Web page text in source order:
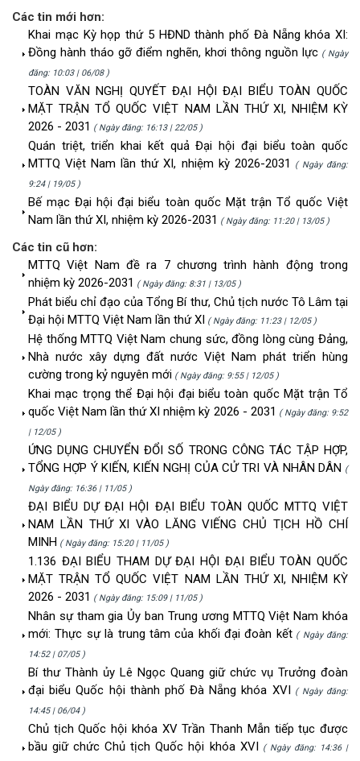
Các tin mới hơn:
Khai mạc Kỳ họp thứ 5 HĐND thành phố Đà Nẵng khóa XI:
Đồng hành tháo gỡ điểm nghẽn, khơi thông nguồn lực ( Ngày
đăng: 10:03 | 06/08 )
TOÀN VĂN NGHỊ QUYẾT ĐẠI HỘI ĐẠI BIỂU TOÀN QUỐC
MẶT TRẬN TỔ QUỐC VIỆT NAM LẦN THỨ XI, NHIỆM KỲ
2026 - 2031 ( Ngày đăng: 16:13 | 22/05 )
Quán triệt, triển khai kết quả Đại hội đại biểu toàn quốc
MTTQ Việt Nam lần thứ XI, nhiệm kỳ 2026-2031
( Ngày đăng:
9:24 | 19/05 )
Bế mạc Đại hội đại biểu toàn quốc Mặt trận Tổ quốc Việt
Nam lần thứ XI, nhiệm kỳ 2026-2031 ( Ngày đăng: 11:20 | 13/05 )
Các tin cũ hơn:
MTTQ Việt Nam đề ra 7 chương trình hành động trong
nhiệm kỳ 2026-2031 ( Ngày đăng: 8:31 | 13/05 )
Phát biểu chỉ đạo của Tổng Bí thư, Chủ tịch nước Tô Lâm tại
Đại hội MTTQ Việt Nam lần thứ XI ( Ngày đăng: 11:23 | 12/05 )
Hệ thống MTTQ Việt Nam chung sức, đồng lòng cùng Đảng,
Nhà nước xây dựng đất nước Việt Nam phát triển hùng
cường trong kỷ nguyên mới ( Ngày đăng: 9:55 | 12/05 )
Khai mạc trọng thể Đại hội đại biểu toàn quốc Mặt trận Tổ
quốc Việt Nam lần thứ XI nhiệm kỳ 2026 - 2031 ( Ngày đăng: 9:52
| 12/05 )
ỨNG DỤNG CHUYỂN ĐỔI SỐ TRONG CÔNG TÁC TẬP HỢP,
TỔNG HỢP Ý KIẾN, KIẾN NGHỊ CỦA CỬ TRI VÀ NHÂN DÂN (
Ngày đăng: 16:36 | 11/05 )
ĐẠI BIỂU DỰ ĐẠI HỘI ĐẠI BIỂU TOÀN QUỐC MTTQ VIỆT
NAM LẦN THỨ XI VÀO LĂNG VIẾNG CHỦ TỊCH HỒ CHÍ
MINH ( Ngày đăng: 15:20 | 11/05 )
1.136 ĐẠI BIỂU THAM DỰ ĐẠI HỘI ĐẠI BIỂU TOÀN QUỐC
MẶT TRẬN TỔ QUỐC VIỆT NAM LẦN THỨ XI, NHIỆM KỲ
2026 - 2031 ( Ngày đăng: 15:09 | 11/05 )
Nhân sự tham gia Ủy ban Trung ương MTTQ Việt Nam khóa
mới: Thực sự là trung tâm của khối đại đoàn kết( Ngày đăng:
14:52 | 07/05 )
Bí thư Thành ủy Lê Ngọc Quang giữ chức vụ Trưởng đoàn
đại biểu Quốc hội thành phố Đà Nẵng khóa XVI ( Ngày đăng:
14:45 | 06/04 )
Chủ tịch Quốc hội khóa XV Trần Thanh Mẫn tiếp tục được
bầu giữ chức Chủ tịch Quốc hội khóa XVI ( Ngày đăng: 14:36 |